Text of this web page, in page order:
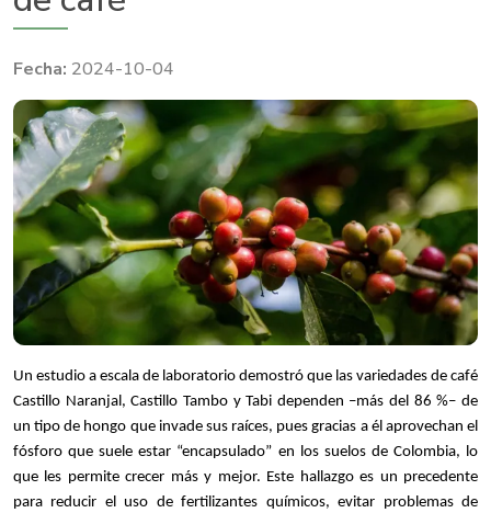
2024-10-04
Un estudio a escala de laboratorio demostró que las variedades de café
Castillo Naranjal, Castillo Tambo y Tabi dependen –más del 86 %– de
un tipo de hongo que invade sus raíces, pues gracias a él aprovechan el
fósforo que suele estar “encapsulado” en los suelos de Colombia, lo
que les permite crecer más y mejor. Este hallazgo es un precedente
para reducir el uso de fertilizantes químicos, evitar problemas de